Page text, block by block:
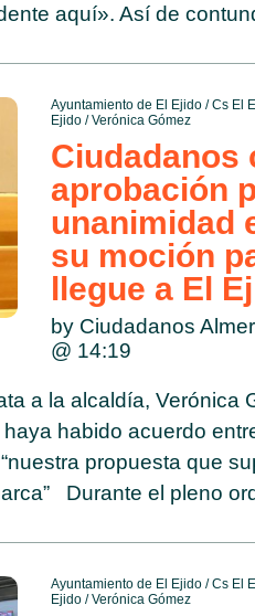
aquí». Así de
Ayuntamiento de El Ejido/Cs El
Ejido/Verónica Gómez
Ciudadanos
aprobación
unanimidad
su moción
llegue a El
by Ciudadanos
@ 14:19
a la alcaldía, Verónica
haya habido acuerdo
propuesta que
Durante el pleno
Ayuntamiento de El Ejido/Cs El
Ejido/Verónica Gómez